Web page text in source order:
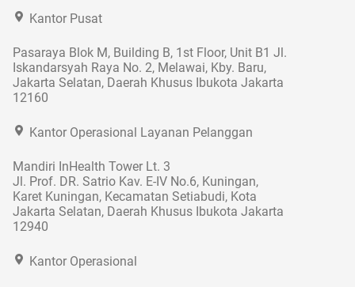
Kantor Pusat
Pasaraya Blok M, Building B, 1st Floor, Unit B1 Jl.
Iskandarsyah Raya No. 2, Melawai, Kby. Baru,
Jakarta Selatan, Daerah Khusus Ibukota Jakarta
12160
Kantor Operasional Layanan Pelanggan
Mandiri InHealth Tower Lt. 3
Jl. Prof. DR. Satrio Kav. E-IV No.6, Kuningan,
Karet Kuningan, Kecamatan Setiabudi, Kota
Jakarta Selatan, Daerah Khusus Ibukota Jakarta
12940
Kantor Operasional